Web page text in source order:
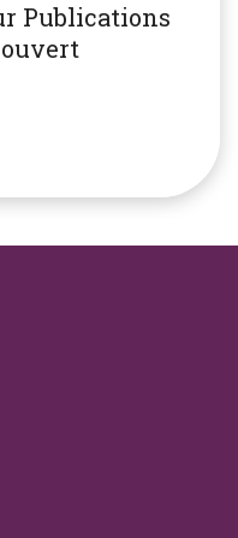
Publications